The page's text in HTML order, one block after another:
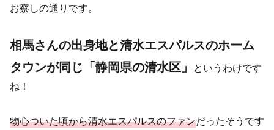
お察しの通りです。
相馬さんの出身地と清水エスパルスのホーム
タウンが同じ「静岡県の清水区」 というわけです
ね！
物心ついた頃から清水エスパルスのファンだったそうです